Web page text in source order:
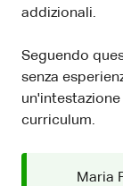
addizionali.
Seguendo
senza
curriculum.
Maria